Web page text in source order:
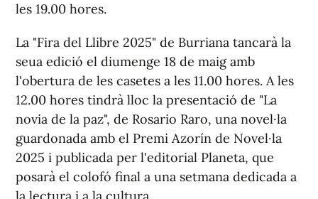
les 19.00 hores.
La "Fira del Llibre 2025" de Burriana tancarà la
seua edició el diumenge 18 de maig amb
l'obertura de les casetes a les 11.00 hores. A les
12.00 hores tindrà lloc la presentació de "La
novia de la paz", de Rosario Raro, una novel·la
guardonada amb el Premi Azorín de Novel·la
2025 i publicada per l'editorial Planeta, que
posarà el colofó final a una setmana dedicada a